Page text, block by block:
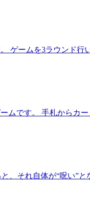
ゲームを3ラウンド
です。 手札からカ
、それ自体が“呪い”